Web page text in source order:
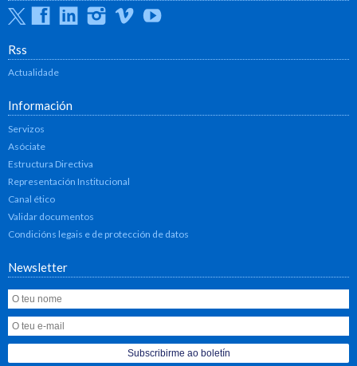
TwitterFacebookLinkedinInstagram
Vimeo
Rss
Actualidade
Información
Servizos
Asóciate
Estructura Directiva
Representación Institucional
Canal ético
Validar documentos
Condicións legais e de protección de datos
Newsletter